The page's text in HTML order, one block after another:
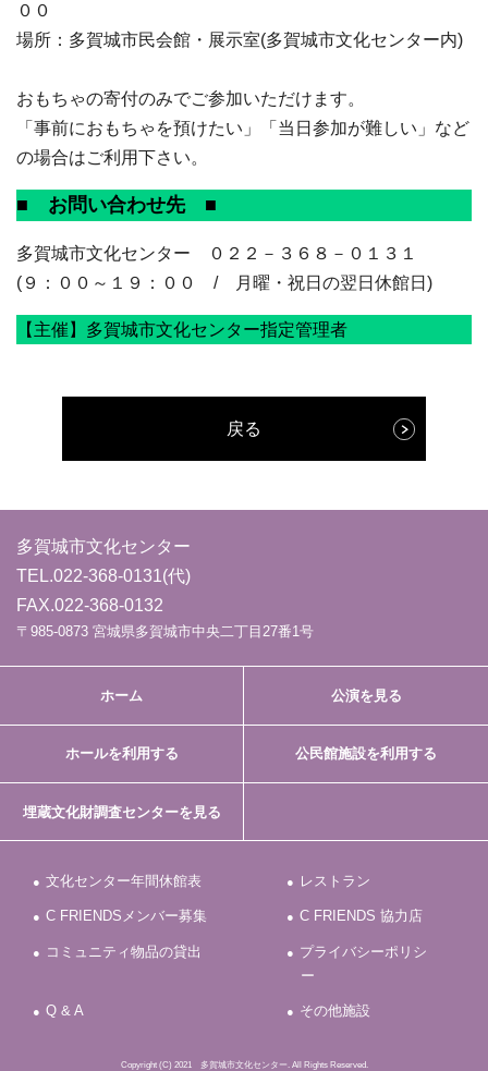
００
場所：多賀城市民会館・展示室(多賀城市文化センター内)
おもちゃの寄付のみでご参加いただけます。
「事前におもちゃを預けたい」「当日参加が難しい」など
の場合はご利用下さい。
■ お問い合わせ先 ■
多賀城市文化センター ０２２－３６８－０１３１
(９：００～１９：００ / 月曜・祝日の翌日休館日)
【主催】多賀城市文化センター指定管理者
戻る
多賀城市文化センター
TEL.022-368-0131(代)
FAX.022-368-0132
〒985-0873 宮城県多賀城市中央二丁目27番1号
ホーム 公演を見る
ホールを利用する 公民館施設を利用する
埋蔵文化財調査センターを見る
文化センター年間休館表 レストラン
C FRIENDSメンバー募集 C FRIENDS 協力店
コミュニティ物品の貸出
プライバシーポリシ
ー
Q & A その他施設
Copyright (C) 2021 多賀城市文化センター. All Rights Reserved.